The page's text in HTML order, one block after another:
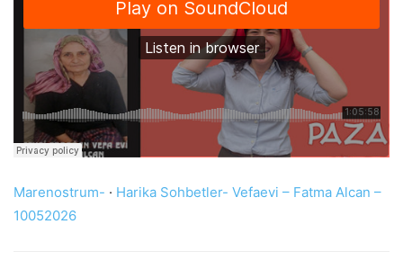
Marenostrum- · Harika Sohbetler- Vefaevi – Fatma Alcan –
10052026